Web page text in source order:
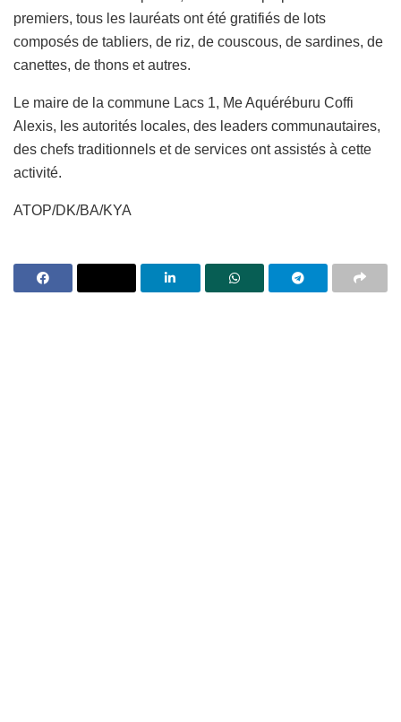
premiers, tous les lauréats ont été gratifiés de lots
composés de tabliers, de riz, de couscous, de sardines, de
canettes, de thons et autres.
Le maire de la commune Lacs 1, Me Aquéréburu Coffi
Alexis, les autorités locales, des leaders communautaires,
des chefs traditionnels et de services ont assistés à cette
activité.
ATOP/DK/BA/KYA